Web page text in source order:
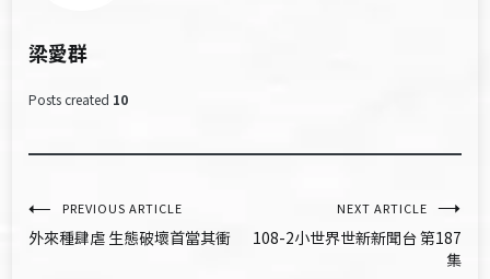
梁愛群
Posts created 10
文
章
PREVIOUS ARTICLE
外來種肆虐 生態破壞首當其衝
NEXT ARTICLE
108-2小世界世新新聞台 第187
集